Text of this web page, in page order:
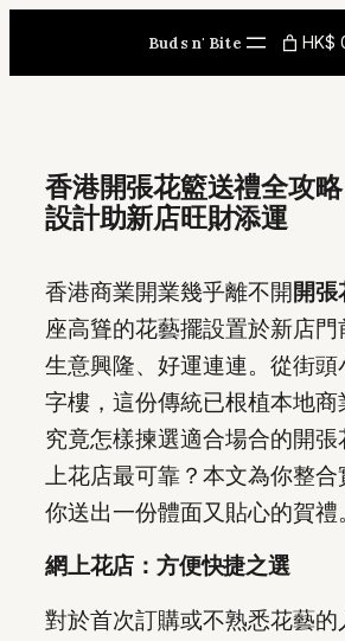
content
Buds n' Bite HK$
香港開張花籃送禮全攻
設計助新店旺財添運
香港商業開業幾乎離不開開張
座高聳的花藝擺設置於新店
生意興隆、好運連連。從街頭
字樓，這份傳統已根植本地商
究竟怎樣揀選適合場合的開張
上花店最可靠？本文為你整
你送出一份體面又貼心的賀禮
網上花店：方便快捷之選
對於首次訂購或不熟悉花藝的